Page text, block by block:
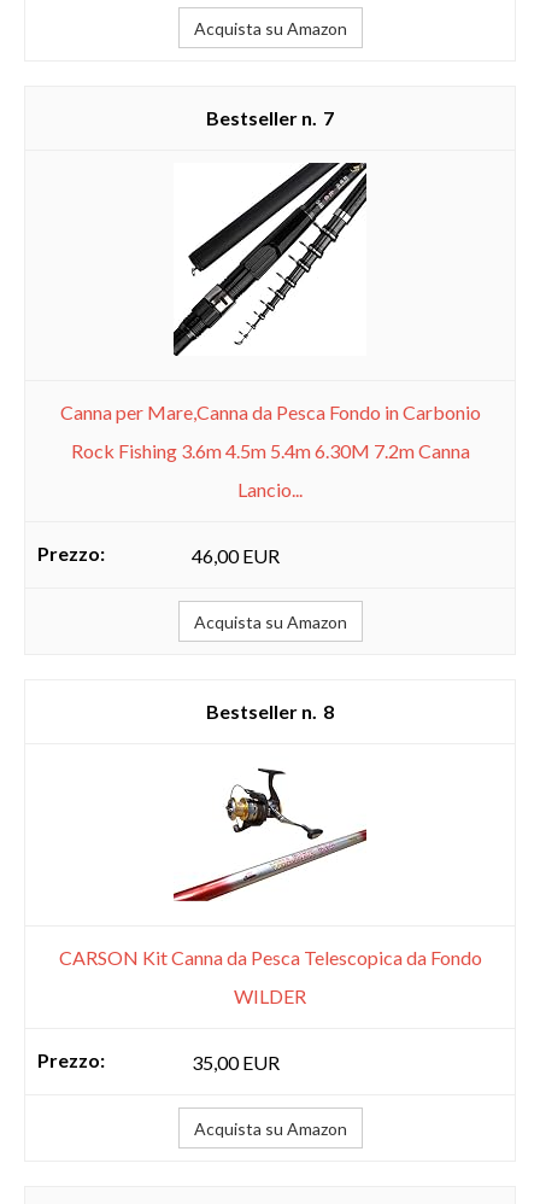
Acquista su Amazon
7
Canna per Mare,Canna da Pesca Fondo in Carbonio
Rock Fishing 3.6m 4.5m 5.4m 6.30M 7.2m Canna
Lancio...
46,00 EUR
Acquista su Amazon
8
CARSON Kit Canna da Pesca Telescopica da Fondo
WILDER
35,00 EUR
Acquista su Amazon